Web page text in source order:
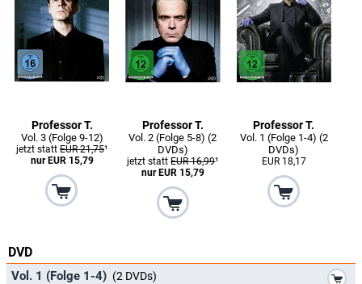
Professor T.
Vol. 3 (Folge 9-12)
jetzt stattEUR 21,75¹
nur EUR 15,79
Professor T.
Vol. 2 (Folge 5-8) (2
DVDs)
jetzt stattEUR 16,99¹
nur EUR 15,79
Professor T.
Vol. 1 (Folge 1-4) (2
DVDs)
EUR 18,17
DVD
Vol. 1 (Folge 1-4) (2 DVDs)